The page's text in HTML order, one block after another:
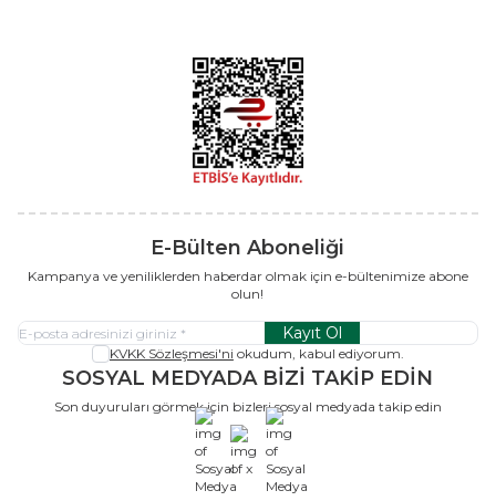
E-Bülten Aboneliği
Kampanya ve yeniliklerden haberdar olmak için e-bültenimize abone
olun!
Kayıt Ol
KVKK Sözleşmesi'ni okudum, kabul ediyorum.
SOSYAL MEDYADA BİZİ TAKİP EDİN
Son duyuruları görmek için bizleri sosyal medyada takip edin
x